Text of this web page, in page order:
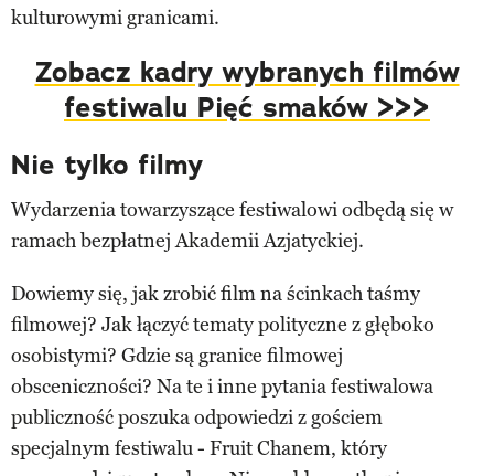
kulturowymi granicami.
Zobacz kadry wybranych filmów
festiwalu Pięć smaków >>>
Nie tylko filmy
Wydarzenia towarzyszące festiwalowi odbędą się w
ramach bezpłatnej Akademii Azjatyckiej.
Dowiemy się, jak zrobić film na ścinkach taśmy
filmowej? Jak łączyć tematy polityczne z głęboko
osobistymi? Gdzie są granice filmowej
obsceniczności? Na te i inne pytania festiwalowa
publiczność poszuka odpowiedzi z gościem
specjalnym festiwalu - Fruit Chanem, który